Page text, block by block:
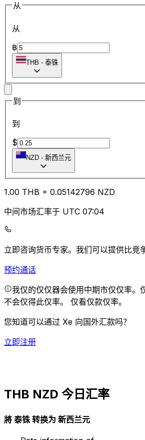
从
从
฿
THB - 泰铢
到
到
$
NZD - 新西兰元
1.00 THB = 0.05142796 NZD
中间市场汇率于 UTC 07:04
立即咨询货币专家。 我们可以提供比竞
预约通话
我仅的仅仅器会使用中期市仅仅率。
不会仅得此仅率。 仅看仅款仅率。
您知道可以通过 Xe 向国外汇款吗？
立即注册
THB NZD 今日汇率
將 泰铢 转换为 新西兰元